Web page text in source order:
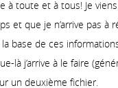
à toute et à tous! Je
que je n’arrive pas à
base de ces
là j’arrive à le faire
un deuxième fichier.